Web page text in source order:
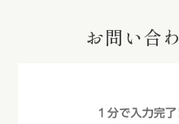
お問い合